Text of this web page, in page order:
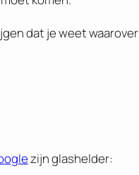
dat je weet waarover
zijn glashelder: